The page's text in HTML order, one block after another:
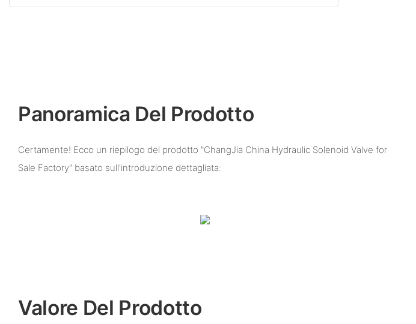
Panoramica Del Prodotto
Certamente! Ecco un riepilogo del prodotto "ChangJia China Hydraulic Solenoid Valve for
Sale Factory" basato sull'introduzione dettagliata:
Valore Del Prodotto